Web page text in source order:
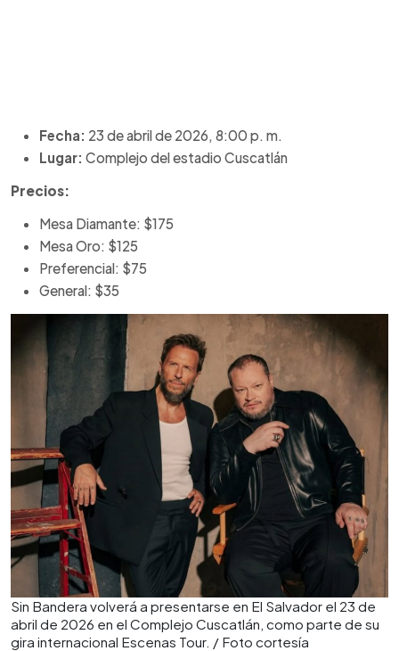
Fecha: 23 de abril de 2026, 8:00 p. m.
Lugar: Complejo del estadio Cuscatlán
Precios:
Mesa Diamante: $175
Mesa Oro: $125
Preferencial: $75
General: $35
Sin Bandera volverá a presentarse en El Salvador el 23 de
abril de 2026 en el Complejo Cuscatlán, como parte de su
gira internacional Escenas Tour. / Foto cortesía